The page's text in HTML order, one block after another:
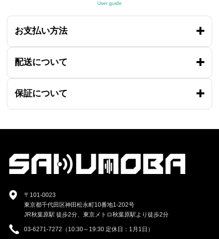
User guide
お支払い方法
配送について
保証について
〒101-0023
東京都千代田区神田松永町10番地1-202号
JR秋葉原駅 徒歩2分、東京メトロ秋葉原駅より徒歩2分
03-6271-7272（10:30～19:30 定休日：1月1日）